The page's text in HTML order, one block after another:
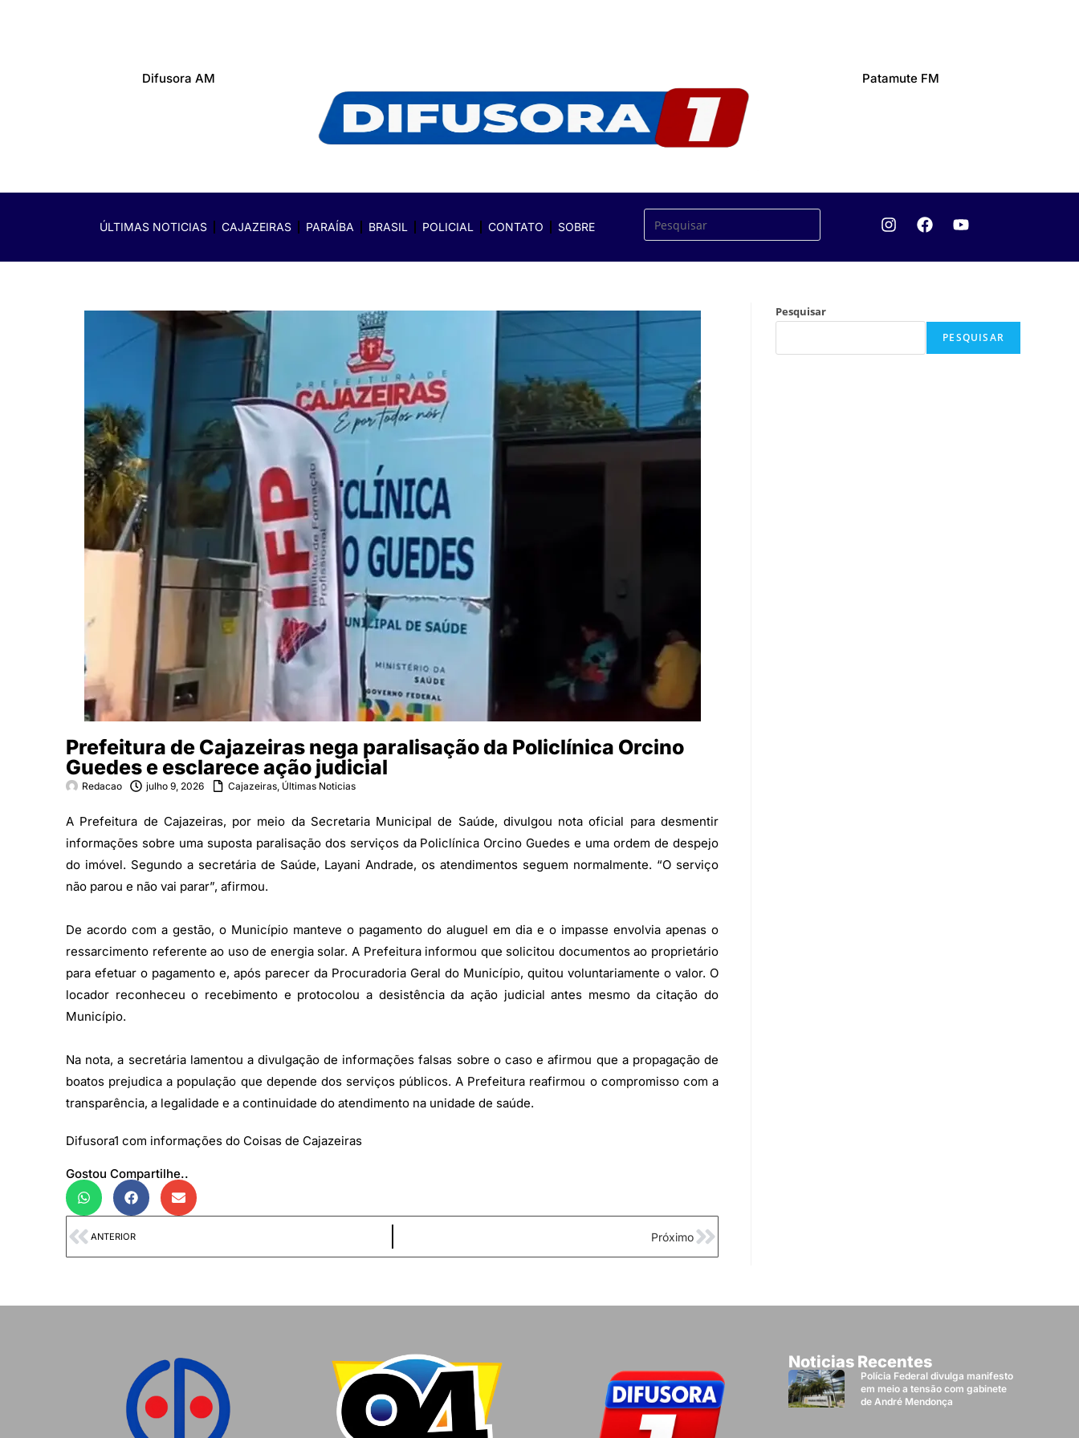
Difusora AM Patamute FM
ÚLTIMAS NOTICIAS CAJAZEIRAS PARAÍBA BRASIL POLICIAL CONTATO SOBRE
Prefeitura de Cajazeiras nega paralisação da Policlínica Orcino
Guedes e esclarece ação judicial
Redacao julho 9, 2026 Cajazeiras, Últimas Noticias
A Prefeitura de Cajazeiras, por meio da Secretaria Municipal de Saúde, divulgou nota oficial para desmentir
informações sobre uma suposta paralisação dos serviços da Policlínica Orcino Guedes e uma ordem de despejo
do imóvel. Segundo a secretária de Saúde, Layani Andrade, os atendimentos seguem normalmente. “O serviço
não parou e não vai parar”, afirmou.
De acordo com a gestão, o Município manteve o pagamento do aluguel em dia e o impasse envolvia apenas o
ressarcimento referente ao uso de energia solar. A Prefeitura informou que solicitou documentos ao proprietário
para efetuar o pagamento e, após parecer da Procuradoria Geral do Município, quitou voluntariamente o valor. O
locador reconheceu o recebimento e protocolou a desistência da ação judicial antes mesmo da citação do
Município.
Na nota, a secretária lamentou a divulgação de informações falsas sobre o caso e afirmou que a propagação de
boatos prejudica a população que depende dos serviços públicos. A Prefeitura reafirmou o compromisso com a
transparência, a legalidade e a continuidade do atendimento na unidade de saúde.
Difusora1 com informações do Coisas de Cajazeiras
Gostou Compartilhe..
ANTERIOR Próximo
Pesquisar
PESQUISAR
Noticias Recentes
Polícia Federal divulga manifesto
em meio a tensão com gabinete
de André Mendonça